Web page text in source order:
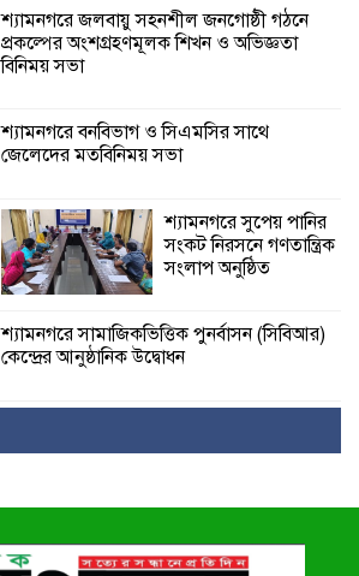
শ্যামনগরে জলবায়ু সহনশীল জনগোষ্ঠী গঠনে
প্রকল্পের অংশগ্রহণমূলক শিখন ও অভিজ্ঞতা
বিনিময় সভা
শ্যামনগরে বনবিভাগ ও সিএমসির সাথে
জেলেদের মতবিনিময় সভা
শ্যামনগরে সুপেয় পানির
সংকট নিরসনে গণতান্ত্রিক
সংলাপ অনুষ্ঠিত
শ্যামনগরে সামাজিকভিত্তিক পুনর্বাসন (সিবিআর)
কেন্দ্রের আনুষ্ঠানিক উদ্বোধন